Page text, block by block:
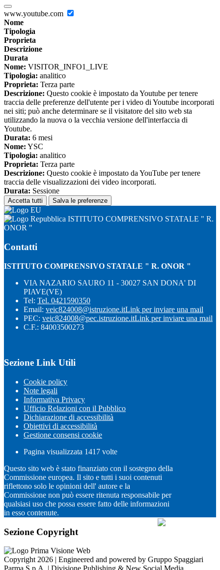
www.youtube.com
Nome
Tipologia
Proprieta
Descrizione
Durata
Nome: VISITOR_INFO1_LIVE
Tipologia: analitico
Proprieta: Terza parte
Descrizione: Questo cookie è impostato da Youtube per tenere
traccia delle preferenze dell'utente per i video di Youtube incorporati
nei siti; può anche determinare se il visitatore del sito web sta
utilizzando la nuova o la vecchia versione dell'interfaccia di
Youtube.
Durata: 6 mesi
Nome: YSC
Tipologia: analitico
Proprieta: Terza parte
Descrizione: Questo cookie è impostato da YouTube per tenere
traccia delle visualizzazioni dei video incorporati.
Durata: Sessione
Accetta tutti Salva le preferenze
ISTITUTO COMPRENSIVO STATALE " R.
ONOR "
Contatti
ISTITUTO COMPRENSIVO STATALE " R. ONOR "
VIA NAZARIO SAURO 11 - 30027 SAN DONA' DI
PIAVE(VE)
Tel: Tel. 0421590350
Email: veic824008@istruzione.itLink per inviare una mail
PEC: veic824008@pec.istruzione.itLink per inviare una mail
C.F.: 84003500273
Sezione Link Utili
Cookie policy
Note legali
Informativa Privacy
Ufficio Relazioni con il Pubblico
Dichiarazione di accessibilità
Obiettivi di accessibilità
Gestione consensi cookie
Pagina visualizzata 1417 volte
Questo sito web è stato finanziato con il sostegno della
Commissione europea. Il sito e tutti i suoi contenuti
riflettono solo le opinioni dell' autore e la
Commissione non può essere ritenuta responsabile per
qualsiasi uso che possa essere fatto delle informazioni
in esso contenute.
Sezione Copyright
Copyright 2026 | Engineered and powered by Gruppo Spaggiari